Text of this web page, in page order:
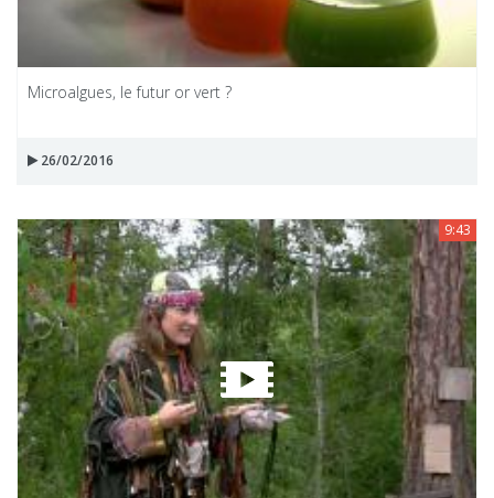
Microalgues, le futur or vert ?
26/02/2016
9:43